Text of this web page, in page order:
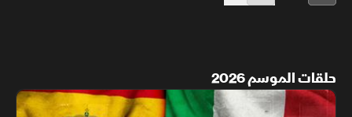
حلقات الموسم 2026